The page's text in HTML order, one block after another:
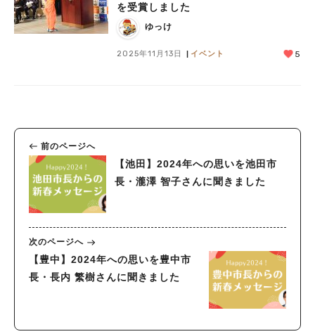
を受賞しました
ゆっけ
2025年11月13日 イベント 5
前のページへ
【池田】2024年への思いを池田市
長・瀧澤 智子さんに聞きました
次のページへ
【豊中】2024年への思いを豊中市
長・長内 繁樹さんに聞きました